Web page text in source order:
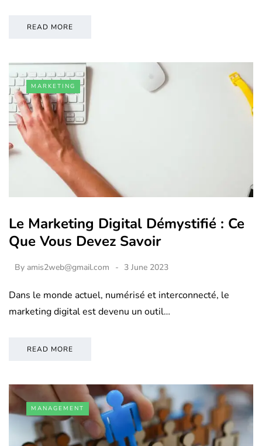
READ MORE
MARKETING
Le Marketing Digital Démystifié : Ce
Que Vous Devez Savoir
By amis2web@gmail.com 3 June 2023
Dans le monde actuel, numérisé et interconnecté, le
marketing digital est devenu un outil…
READ MORE
MANAGEMENT